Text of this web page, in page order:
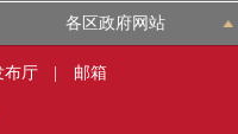
各区政府网站
布厅 邮箱